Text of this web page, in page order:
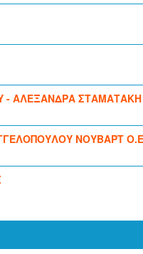
- ΑΛΕΞΑΝΔΡΑ ΣΤΑΜΑΤΑΚΗ
ΝΟΥΒΑΡΤ Ο.Ε